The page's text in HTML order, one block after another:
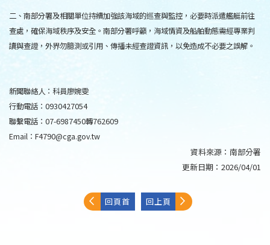
二、南部分署及相關單位持續加強該海域的巡查與監控，必要時派遣艦艇前往
查處，確保海域秩序及安全。南部分署呼籲，海域情資及船舶動態需經專業判
讀與查證，外界勿臆測或引用、傳播未經查證資訊，以免造成不必要之誤解。
新聞聯絡人：科員廖婉雯
行動電話：0930427054
聯繫電話：07-6987450轉762609
Email：F4790@cga.gov.tw
資料來源： 南部分署
更新日期： 2026/04/01
回頁首 回上頁